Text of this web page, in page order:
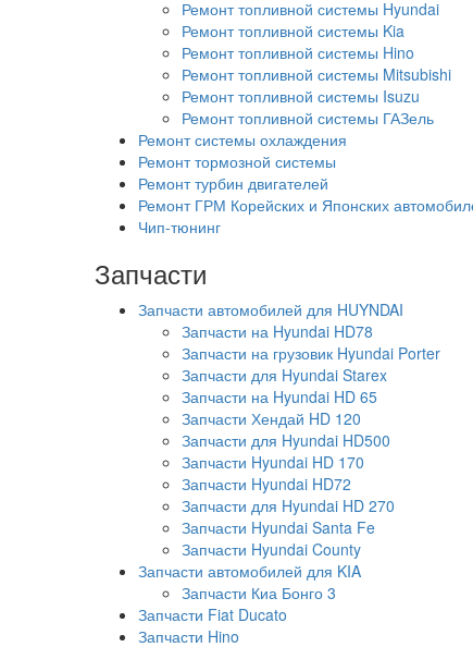
Ремонт топливной системы Hyundai
Ремонт топливной системы Kia
Ремонт топливной системы Hino
Ремонт топливной системы Mitsubishi
Ремонт топливной системы Isuzu
Ремонт топливной системы ГАЗель
Ремонт системы охлаждения
Ремонт тормозной системы
Ремонт турбин двигателей
Ремонт ГРМ Корейских и Японских
Чип-тюнинг
Запчасти
Запчасти автомобилей для HUYNDAI
Запчасти на Hyundai HD78
Запчасти на грузовик Hyundai Porter
Запчасти для Hyundai Starex
Запчасти на Hyundai HD 65
Запчасти Хендай HD 120
Запчасти для Hyundai HD500
Запчасти Hyundai HD 170
Запчасти Hyundai HD72
Запчасти для Hyundai HD 270
Запчасти Hyundai Santa Fe
Запчасти Hyundai County
Запчасти автомобилей для KIA
Запчасти Киа Бонго 3
Запчасти Fiat Ducato
Запчасти Hino